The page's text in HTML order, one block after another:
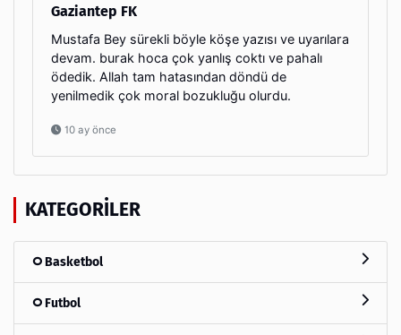
Gaziantep FK
Mustafa Bey sürekli böyle köşe yazısı ve uyarılara
devam. burak hoca çok yanlış coktı ve pahalı
ödedik. Allah tam hatasından döndü de
yenilmedik çok moral bozukluğu olurdu.
10 ay önce
KATEGORILER
Basketbol
Futbol